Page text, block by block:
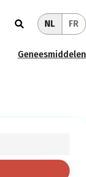
NL FR
Geneesmiddelen